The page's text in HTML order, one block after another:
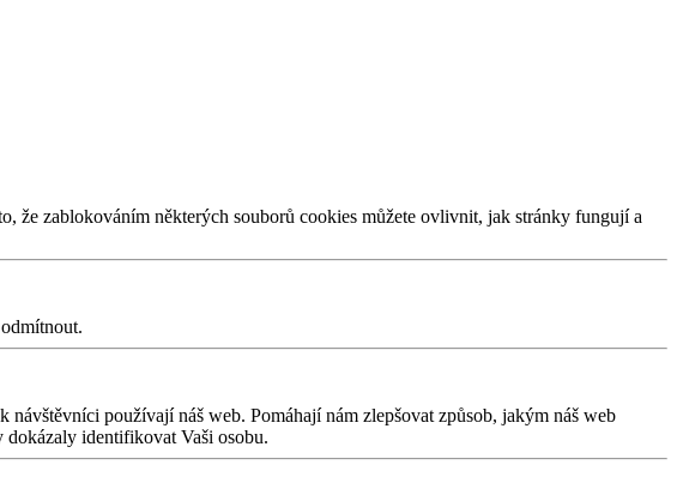
že zablokováním některých souborů cookies můžete ovlivnit, jak stránky fungují a
používají náš web. Pomáhají nám zlepšovat způsob, jakým náš web
identifikovat Vaši osobu.